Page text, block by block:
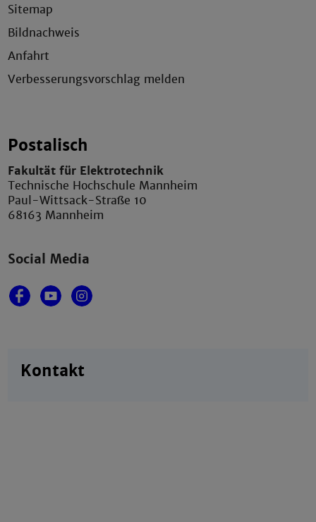
Sitemap
Bildnachweis
Anfahrt
Verbesserungsvorschlag melden
Postalisch
Fakultät für Elektrotechnik
Technische Hochschule Mannheim
Paul-Wittsack-Straße 10
68163 Mannheim
Social Media
Kontakt